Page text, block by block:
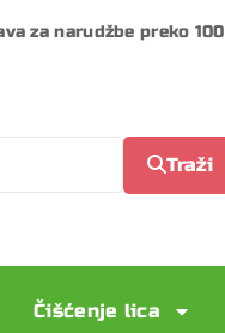
za narudžbe preko
Traži
Čišćenje lica